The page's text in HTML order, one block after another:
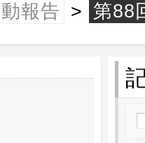
報告 > 第88